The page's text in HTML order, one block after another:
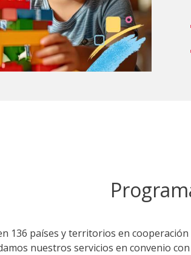
136 países y territorios en
nuestros servicios en convenio